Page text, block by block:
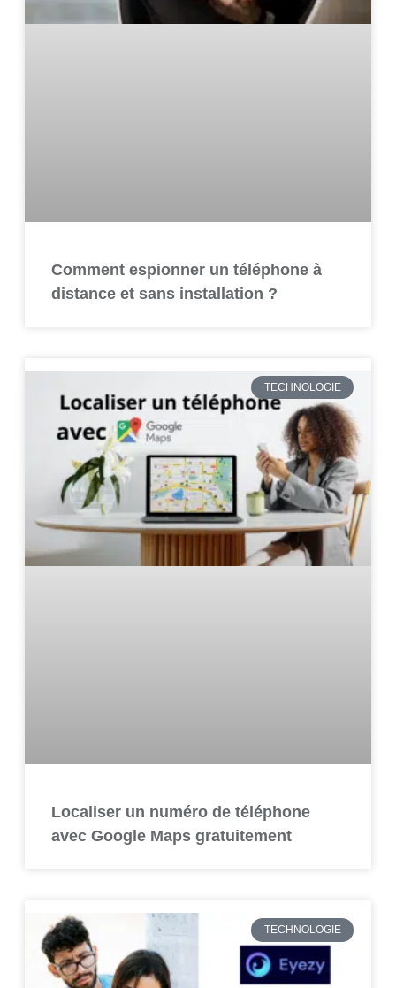
Comment espionner un téléphone à
distance et sans installation ?
TECHNOLOGIE
Localiser un numéro de téléphone
avec Google Maps gratuitement
TECHNOLOGIE